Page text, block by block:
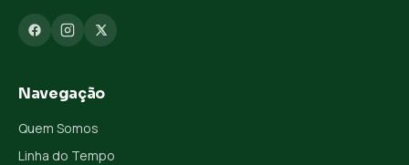
Navegação
Quem Somos
Linha do Tempo